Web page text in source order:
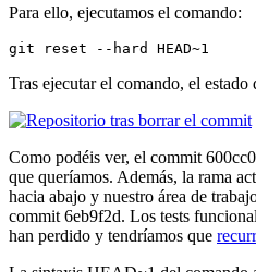
Para ello, ejecutamos el comando:
git reset --hard HEAD~1
Tras ejecutar el comando, el
Como podéis ver, el commit
que queríamos. Además, la rama
hacia abajo y nuestro área de
commit 6eb9f2d. Los tests
han perdido y tendríamos que